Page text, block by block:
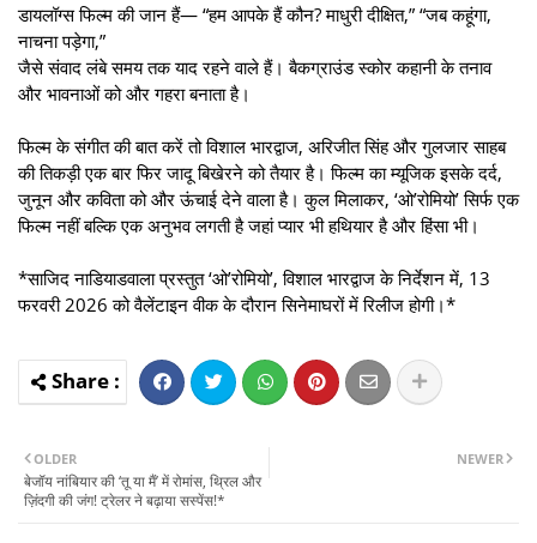
डायलॉग्स फिल्म की जान हैं— “हम आपके हैं कौन? माधुरी दीक्षित,” “जब कहूंगा,
नाचना पड़ेगा,”
जैसे संवाद लंबे समय तक याद रहने वाले हैं। बैकग्राउंड स्कोर कहानी के तनाव
और भावनाओं को और गहरा बनाता है।
फिल्म के संगीत की बात करें तो विशाल भारद्वाज, अरिजीत सिंह और गुलजार साहब
की तिकड़ी एक बार फिर जादू बिखेरने को तैयार है। फिल्म का म्यूजिक इसके दर्द,
जुनून और कविता को और ऊंचाई देने वाला है। कुल मिलाकर, ‘ओ’रोमियो’ सिर्फ एक
फिल्म नहीं बल्कि एक अनुभव लगती है जहां प्यार भी हथियार है और हिंसा भी।
*साजिद नाडियाडवाला प्रस्तुत ‘ओ’रोमियो’, विशाल भारद्वाज के निर्देशन में, 13
फरवरी 2026 को वैलेंटाइन वीक के दौरान सिनेमाघरों में रिलीज होगी।*
NEWER
OLDER
बेजॉय नांबियार की ‘तू या मैं’ में रोमांस, थ्रिल और
ज़िंदगी की जंग! ट्रेलर ने बढ़ाया सस्पेंस!*